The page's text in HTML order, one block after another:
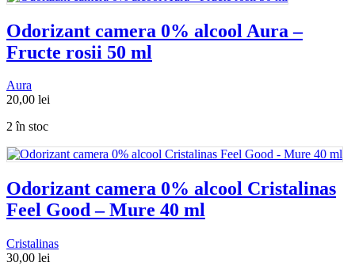
Odorizant camera 0% alcool Aura –
Fructe rosii 50 ml
Aura
20,00 lei
2 în stoc
Odorizant camera 0% alcool Cristalinas
Feel Good – Mure 40 ml
Cristalinas
30,00 lei